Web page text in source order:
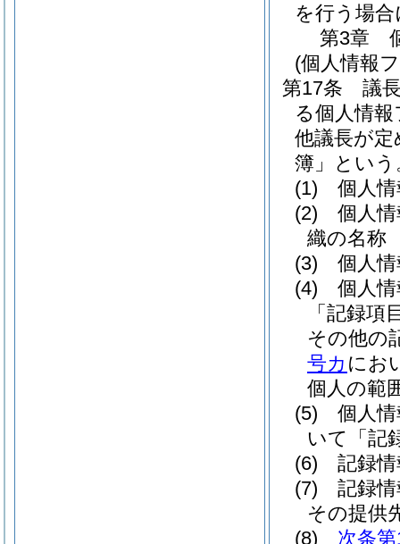
を行う場
第3章
(個人情報
第17条
議
る個人情
他議長が
簿」という
(1)
個人
(2)
個人
織の名称
(3)
個人
(4)
個人
「記録項
その他の
号カ にお
個人の範
(5)
個人
いて「記
(6)
記録
(7)
記録
その提供
(8)
次条